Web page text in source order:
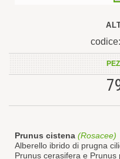
Prunus cistena (Rosacee)
Alberello ibrido di prugna
Prunus cerasifera e Prunus